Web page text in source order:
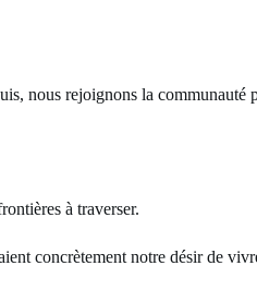
nous rejoignons la communauté
à traverser.
concrètement notre désir de